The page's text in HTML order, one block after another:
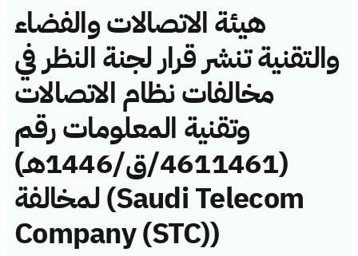
هيئة الاتصالات والفضاء
والتقنية تنشر قرار لجنة النظر في
مخالفات نظام الاتصالات
وتقنية المعلومات رقم
(4611461/ق/1446هـ)
لمخالفة (Saudi Telecom
Company (STC))